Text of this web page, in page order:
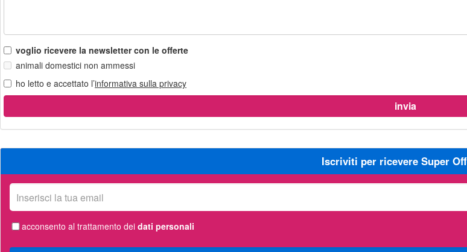
voglio ricevere la newsletter con le offerte
animali domestici non ammessi
ho letto e accettato l’informativa sulla privacy
Iscriviti per ricevere Super
La
tua
email
acconsento al trattamento dei dati personali